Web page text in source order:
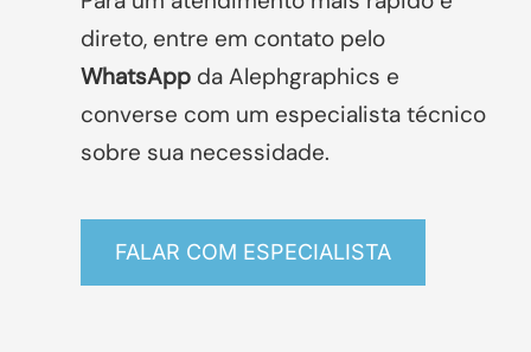
direto, entre em contato pelo
WhatsApp da Alephgraphics e
converse com um especialista técnico
sobre sua necessidade.
FALAR COM ESPECIALISTA